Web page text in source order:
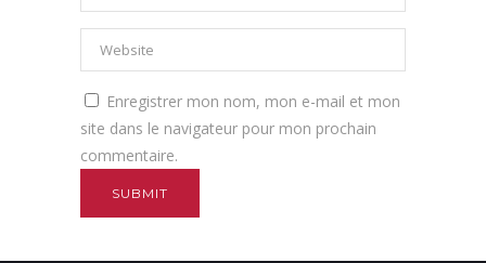
Enregistrer mon nom, mon e-mail et mon
site dans le navigateur pour mon prochain
commentaire.